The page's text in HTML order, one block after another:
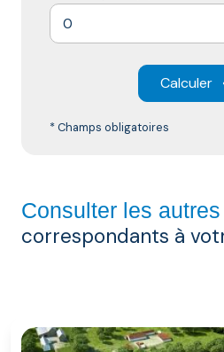
Calculer
* Champs obligatoires
Consulter les
correspondants à